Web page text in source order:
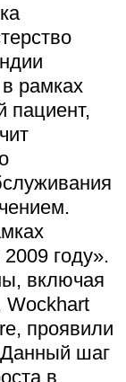
рамках
пациент,
году».
включая
Wockhart
проявили
Данный шаг
в